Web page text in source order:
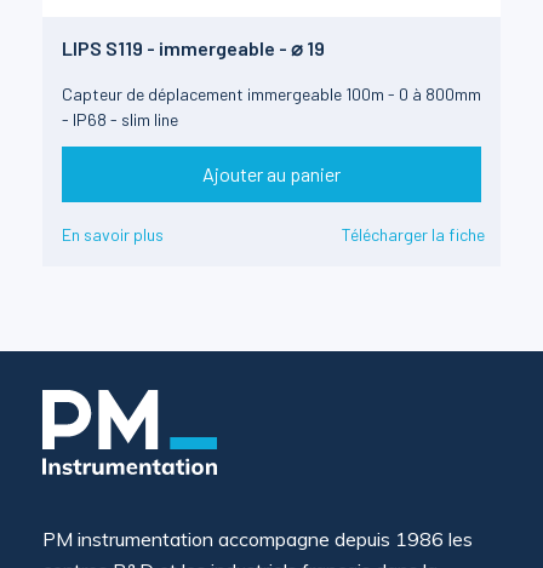
LIPS S119 - immergeable - ⌀ 19
Capteur de déplacement immergeable 100m - 0 à 800mm
- IP68 - slim line
Ajouter au panier
En savoir plus Télécharger la fiche
PM instrumentation accompagne depuis 1986 les